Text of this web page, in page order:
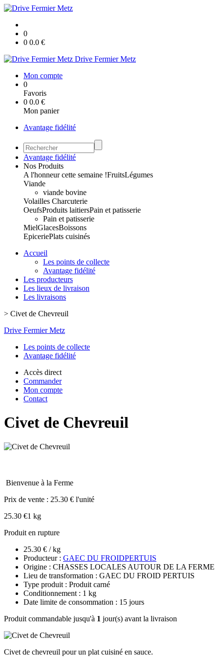
0
0 0.0 €
Drive Fermier Metz
Mon compte
0
Favoris
0 0.0 €
Mon panier
Avantage fidélité
Avantage fidélité
Nos Produits
A l'honneur cette semaine !FruitsLégumes
Viande
viande bovine
Volailles Charcuterie
OeufsProduits laitiersPain et patisserie
Pain et patisserie
MielGlacesBoissons
EpiceriePlats cuisinés
Accueil
Les points de collecte
Avantage fidélité
Les producteurs
Les lieux de livraison
Les livraisons
> Civet de Chevreuil
Drive Fermier Metz
Les points de collecte
Avantage fidélité
Accès direct
Commander
Mon compte
Contact
Civet de Chevreuil
Bienvenue à la Ferme
Prix de vente : 25.30 € l'unité
25.30 €1 kg
Produit en rupture
25.30 € / kg
Producteur : GAEC DU FROIDPERTUIS
Origine : CHASSES LOCALES AUTOUR DE LA FERME
Lieu de transformation : GAEC DU FROID PERTUIS
Type produit : Produit carné
Conditionnement : 1 kg
Date limite de consommation : 15 jours
Produit commandable jusqu'à 1 jour(s) avant la livraison
Civet de chevreuil pour un plat cuisiné en sauce.